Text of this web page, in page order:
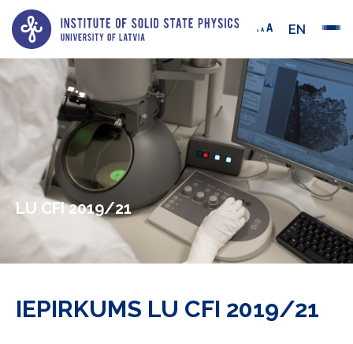
EN
LU CFI 2019/21
IEPIRKUMS LU CFI 2019/21